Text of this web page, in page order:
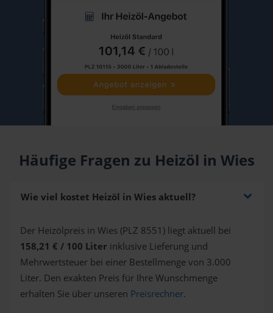
Häufige Fragen zu Heizöl in Wies
Wie viel kostet Heizöl in Wies aktuell?
Der Heizölpreis in Wies (PLZ 8551) liegt aktuell bei
158,21 € / 100 Liter inklusive Lieferung und
Mehrwertsteuer bei einer Bestellmenge von 3.000
Liter. Den exakten Preis für Ihre Wunschmenge
erhalten Sie über unseren Preisrechner.